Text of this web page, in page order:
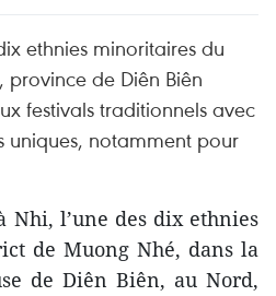
ethnies minoritaires du
de Diên Biên
festivals traditionnels avec
uniques, notamment pour
Nhi, l’une des dix ethnies
de Muong Nhé, dans la
de Diên Biên, au Nord,